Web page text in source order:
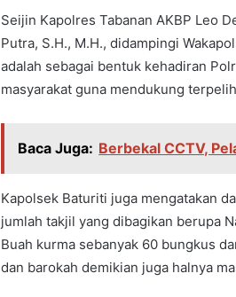
Seijin Kapolres Tabanan AKBP Leo
Putra, S.H., M.H., didampingi
adalah sebagai bentuk kehadiran
masyarakat guna mendukung
Baca Juga: Berbekal CCTV,
Kapolsek Baturiti juga mengatakan
jumlah takjil yang dibagikan berupa
Buah kurma sebanyak 60 bungkus
dan barokah demikian juga halnya